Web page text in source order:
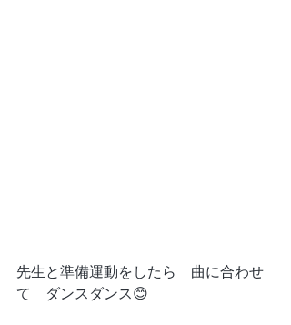
先生と準備運動をしたら　曲に合わせ
て　ダンスダンス😊